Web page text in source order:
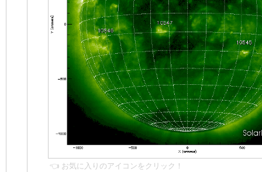
👈 お気に入りのアイコンをクリック！